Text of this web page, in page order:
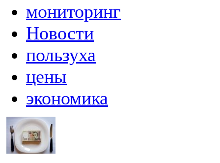
мониторинг
Новости
пользуха
цены
экономика